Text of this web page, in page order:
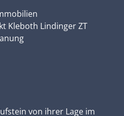
Kleboth Lindinger ZT
von ihrer Lage im